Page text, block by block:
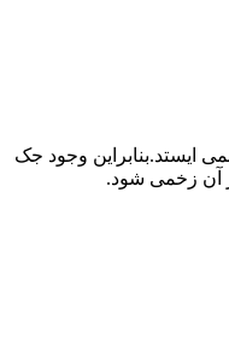
ایستد.بنابراین وجود جک
آن زخمی شود.